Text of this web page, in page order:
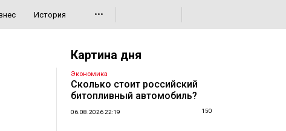
История •••
Картина дня
Экономика
Сколько стоит российский
битопливный автомобиль?
06.08.2026 22:19 150